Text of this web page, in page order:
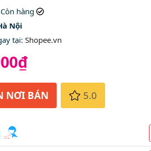
hàng
Nội
tại: Shopee.vn
NƠI BÁN 5.0